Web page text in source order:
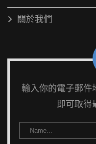
關於我們
輸入你的電子郵件
即可取得